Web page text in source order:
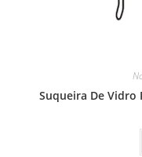
Suqueira De Vidro